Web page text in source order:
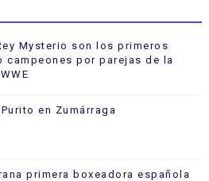
Mysterio son los primeros
campeones por parejas de la
en Zumárraga
primera boxeadora española